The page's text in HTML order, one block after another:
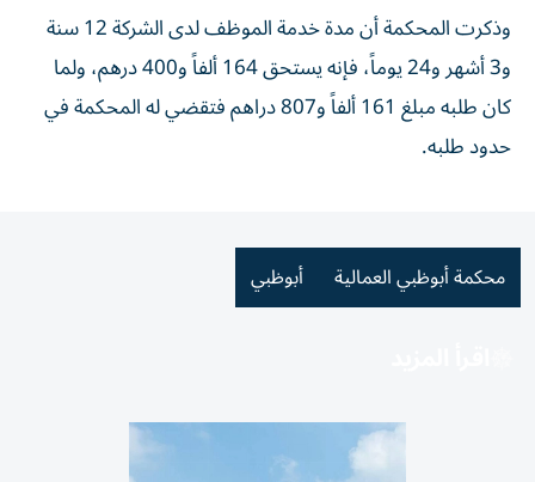
وذكرت المحكمة أن مدة خدمة الموظف لدى الشركة 12 سنة
و3 أشهر و24 يوماً، فإنه يستحق 164 ألفاً و400 درهم، ولما
كان طلبه مبلغ 161 ألفاً و807 دراهم فتقضي له المحكمة في
حدود طلبه.
محكمة أبوظبي العمالية أبوظبي